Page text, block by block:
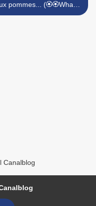
pommes... (🏵🏵Whaou
🏵🏵) >
Canalblog